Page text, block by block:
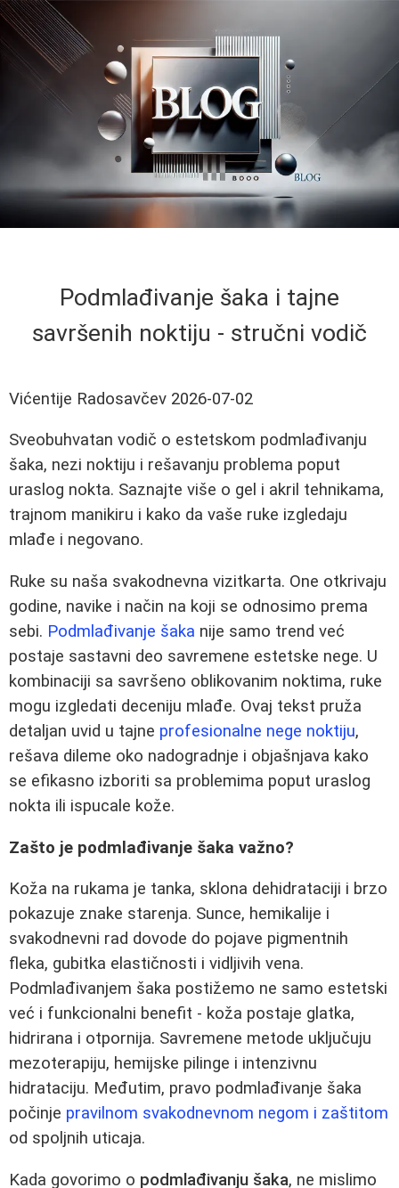
Podmlađivanje šaka i tajne
savršenih noktiju - stručni vodič
Vićentije Radosavčev 2026-07-02
Sveobuhvatan vodič o estetskom podmlađivanju
šaka, nezi noktiju i rešavanju problema poput
uraslog nokta. Saznajte više o gel i akril tehnikama,
trajnom manikiru i kako da vaše ruke izgledaju
mlađe i negovano.
Ruke su naša svakodnevna vizitkarta. One otkrivaju
godine, navike i način na koji se odnosimo prema
sebi. Podmlađivanje šaka nije samo trend već
postaje sastavni deo savremene estetske nege. U
kombinaciji sa savršeno oblikovanim noktima, ruke
mogu izgledati deceniju mlađe. Ovaj tekst pruža
detaljan uvid u tajne profesionalne nege noktiju,
rešava dileme oko nadogradnje i objašnjava kako
se efikasno izboriti sa problemima poput uraslog
nokta ili ispucale kože.
Zašto je podmlađivanje šaka važno?
Koža na rukama je tanka, sklona dehidrataciji i brzo
pokazuje znake starenja. Sunce, hemikalije i
svakodnevni rad dovode do pojave pigmentnih
fleka, gubitka elastičnosti i vidljivih vena.
Podmlađivanjem šaka postižemo ne samo estetski
već i funkcionalni benefit - koža postaje glatka,
hidrirana i otpornija. Savremene metode uključuju
mezoterapiju, hemijske pilinge i intenzivnu
hidrataciju. Međutim, pravo podmlađivanje šaka
počinje pravilnom svakodnevnom negom i zaštitom
od spoljnih uticaja.
Kada govorimo o podmlađivanju šaka, ne mislimo